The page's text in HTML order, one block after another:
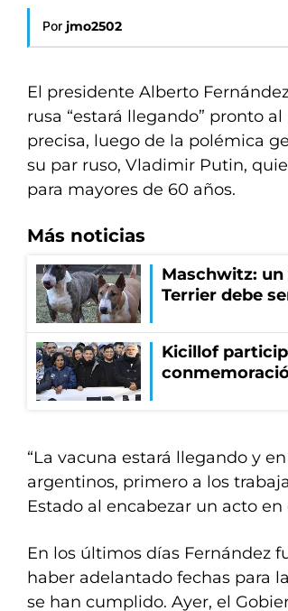
Por jmo2502
El presidente Alberto
rusa “estará llegando” pronto
precisa, luego de la polémica
su par ruso, Vladimir Putin,
para mayores de 60 años.
Más noticias
Maschwitz:
Terrier debe
Kicillof
“La vacuna estará llegando y
argentinos, primero a los
Estado al encabezar un acto
En los últimos días Fernández
haber adelantado fechas para
se han cumplido. Ayer, el